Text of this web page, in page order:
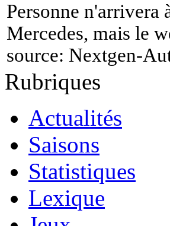
Personne n'arrivera
Mercedes, mais le
source: Nextgen-
Rubriques
Actualités
Saisons
Statistiques
Lexique